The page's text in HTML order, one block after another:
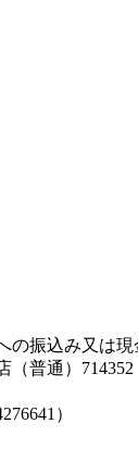
込み又は現金
通）714352
）